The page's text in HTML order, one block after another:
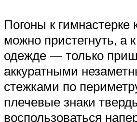
Погоны к гимнастерке
можно пристегнуть, а
одежде — только
аккуратными
стежками по
плечевые знаки
воспользоваться